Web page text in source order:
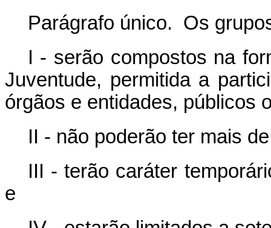
Parágrafo único. Os
I - serão compostos na
Juventude, permitida a
órgãos e entidades, públicos
II - não poderão ter mais
III - terão caráter
e